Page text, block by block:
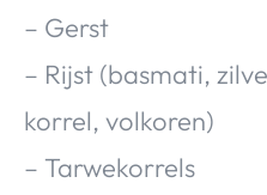
– Gerst
– Rijst (basmati,
korrel, volkoren)
– Tarwekorrels